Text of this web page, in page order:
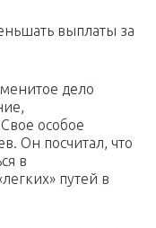
выплаты за
дело
особое
Он посчитал, что
в
путей в